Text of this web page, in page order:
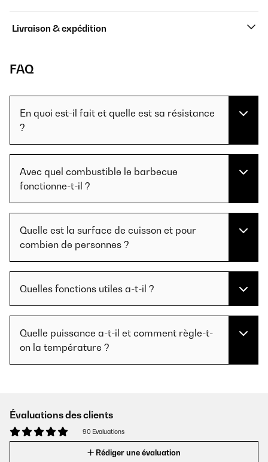
Livraison & expédition
FAQ
En quoi est-il fait et quelle est sa résistance
?
Avec quel combustible le barbecue
fonctionne-t-il ?
Quelle est la surface de cuisson et pour
combien de personnes ?
Quelles fonctions utiles a-t-il ?
Quelle puissance a-t-il et comment règle-t-
on la température ?
Évaluations des clients
90 Evaluations
Rédiger une évaluation